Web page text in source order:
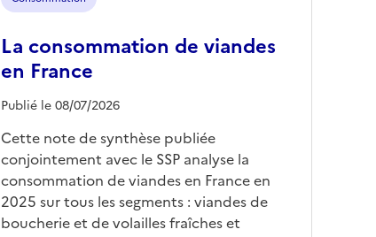
La consommation de viandes
en France
Publié le 08/07/2026
Cette note de synthèse publiée
conjointement avec le SSP analyse la
consommation de viandes en France en
2025 sur tous les segments : viandes de
boucherie et de volailles fraîches et